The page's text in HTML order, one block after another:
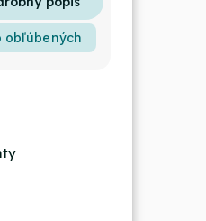
obľúbených